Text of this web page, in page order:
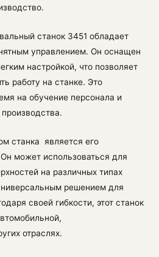
станок 3451 обладает
управлением. Он оснащен
настройкой, что позволяет
работу на станке. Это
на обучение персонала и
станка является его
может использоваться для
на различных типах
решением для
своей гибкости, этот станок
отраслях.